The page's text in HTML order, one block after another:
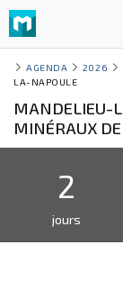
AGENDA 2026
LA-NAPOULE
MANDELIEU-
MINÉRAUX
2
jours